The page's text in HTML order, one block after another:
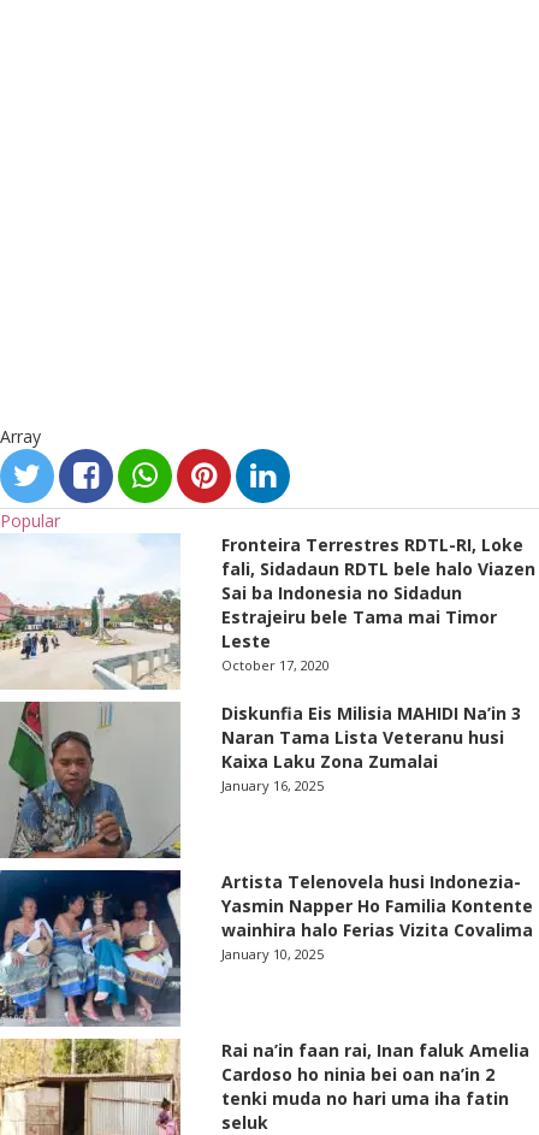
Array
Popular
Fronteira Terrestres RDTL-RI, Loke
fali, Sidadaun RDTL bele halo Viazen
Sai ba Indonesia no Sidadun
Estrajeiru bele Tama mai Timor
Leste
October 17, 2020
Diskunfia Eis Milisia MAHIDI Na’in 3
Naran Tama Lista Veteranu husi
Kaixa Laku Zona Zumalai
January 16, 2025
Artista Telenovela husi Indonezia-
Yasmin Napper Ho Familia Kontente
wainhira halo Ferias Vizita Covalima
January 10, 2025
Rai na’in faan rai, Inan faluk Amelia
Cardoso ho ninia bei oan na’in 2
tenki muda no hari uma iha fatin
seluk